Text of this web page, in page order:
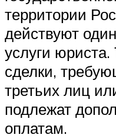
территории
действуют
услуги юриста.
сделки,
третьих лиц
подлежат
оплатам.